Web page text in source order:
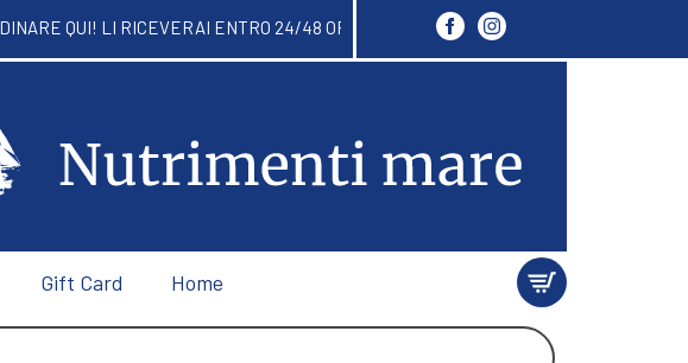
QUI! LI RICEVERAI ENTRO 24/48 ORE. ISCRIVITI ALLA
Gift Card Home